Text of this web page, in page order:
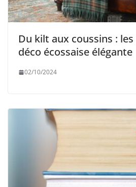
Du kilt aux coussins : les
déco écossaise élégante
02/10/2024